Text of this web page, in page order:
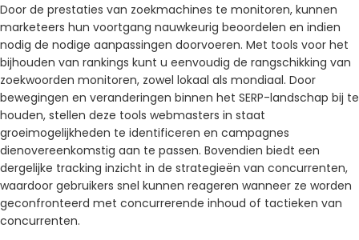
Door de prestaties van zoekmachines te monitoren, kunnen
marketeers hun voortgang nauwkeurig beoordelen en indien
nodig de nodige aanpassingen doorvoeren. Met tools voor het
bijhouden van rankings kunt u eenvoudig de rangschikking van
zoekwoorden monitoren, zowel lokaal als mondiaal. Door
bewegingen en veranderingen binnen het SERP-landschap bij te
houden, stellen deze tools webmasters in staat
groeimogelijkheden te identificeren en campagnes
dienovereenkomstig aan te passen. Bovendien biedt een
dergelijke tracking inzicht in de strategieën van concurrenten,
waardoor gebruikers snel kunnen reageren wanneer ze worden
geconfronteerd met concurrerende inhoud of tactieken van
concurrenten.